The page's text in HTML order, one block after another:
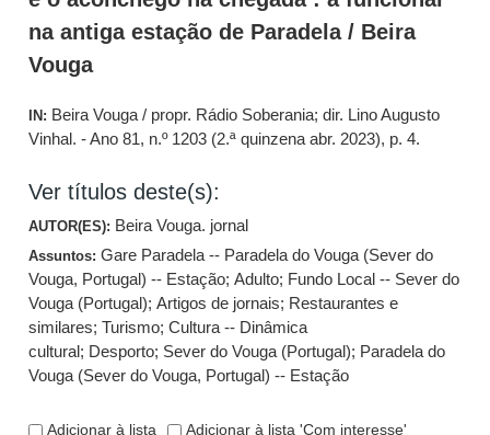
na antiga estação de Paradela / Beira
Vouga
IN: Beira Vouga / propr. Rádio Soberania; dir. Lino Augusto
Vinhal. - Ano 81, n.º 1203 (2.ª quinzena abr. 2023), p. 4.
Ver títulos deste(s):
AUTOR(ES): Beira Vouga. jornal
Assuntos:Gare Paradela -- Paradela do Vouga (Sever do
Vouga, Portugal) -- Estação;Adulto; Fundo Local -- Sever do
Vouga (Portugal);Artigos de jornais; Restaurantes e
similares;Turismo;Cultura -- Dinâmica
cultural; Desporto; Sever do Vouga (Portugal); Paradela do
Vouga (Sever do Vouga, Portugal) -- Estação
Adicionar à lista Adicionar à lista 'Com interesse'